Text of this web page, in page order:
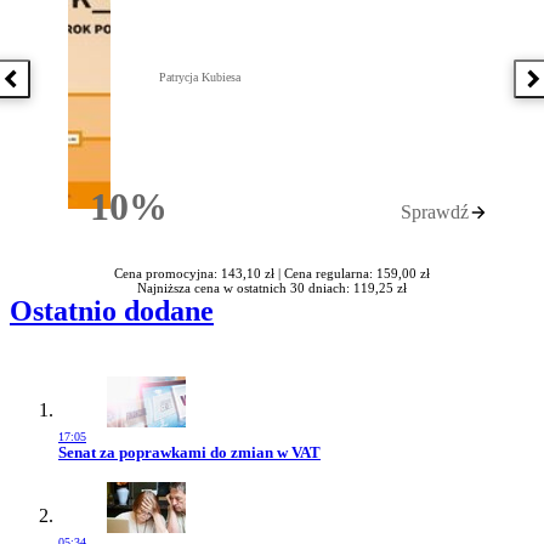
Poprzednia książka
10%Rabatu
Patrycja Kubiesa
Sprawdź
Cena promocyjna: 143,10 zł | Cena regularna: 159,00 zł
Najniższa cena w ostatnich 30 dniach: 119,25 zł
Ostatnio dodane
17:05
Przejdź do artykułu:
Senat za poprawkami do zmian w VAT